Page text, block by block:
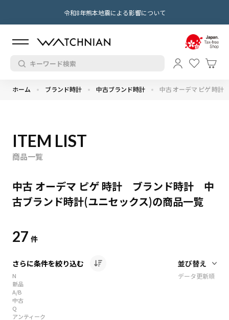
令和8年熊本地震による影響について
ホーム ブランド時計 中古ブランド時計 中古 オーデマ ピゲ 時計
ITEM LIST
商品一覧
中古 オーデマ ピゲ 時計 ブランド時計 中
古ブランド時計(ユニセックス)の商品一覧
27 件
さらに条件を絞り込む
N
新品
A/B
中古
Q
アンティーク
データ更新順